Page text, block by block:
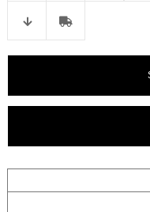
Telefonla Favorilere